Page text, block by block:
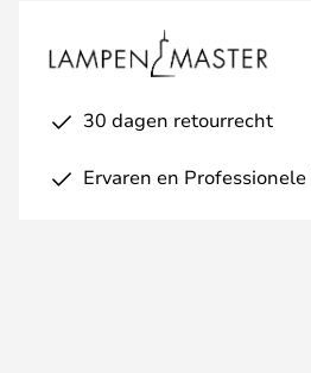
30 dagen retourrecht
Ervaren en